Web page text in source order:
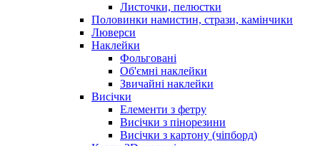
Листочки, пелюстки
Половинки намистин, стрази, камінчики
Люверси
Наклейки
Фольговані
Об'ємні наклейки
Звичайні наклейки
Висічки
Елементи з фетру
Висічки з пінорезини
Висічки з картону (чіпборд)